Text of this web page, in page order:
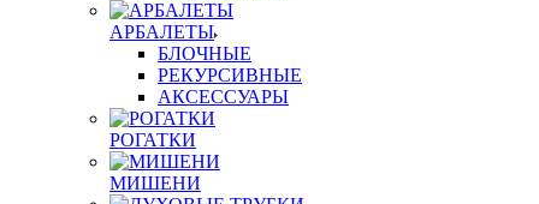
АРБАЛЕТЫ
БЛОЧНЫЕ
РЕКУРСИВНЫЕ
АКСЕССУАРЫ
РОГАТКИ
МИШЕНИ